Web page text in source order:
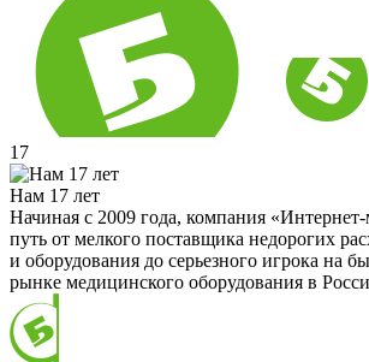
17
Нам 17 лет
Начиная с 2009 года, компания
путь от мелкого поставщика недорогих
и оборудования до серьезного игрока на
рынке медицинского оборудования в